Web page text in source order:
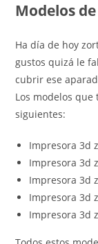
Modelos
Ha día de hoy
gustos quizá le
cubrir ese
Los modelos
siguientes:
Impresora 3d
Impresora 3d
Impresora 3d
Impresora 3d
Impresora 3d